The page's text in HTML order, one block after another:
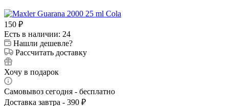
150 ₽
Есть в наличии: 24
Нашли дешевле?
Рассчитать доставку
Хочу в подарок
Самовывоз сегодня - бесплатно
Доставка завтра - 390 ₽